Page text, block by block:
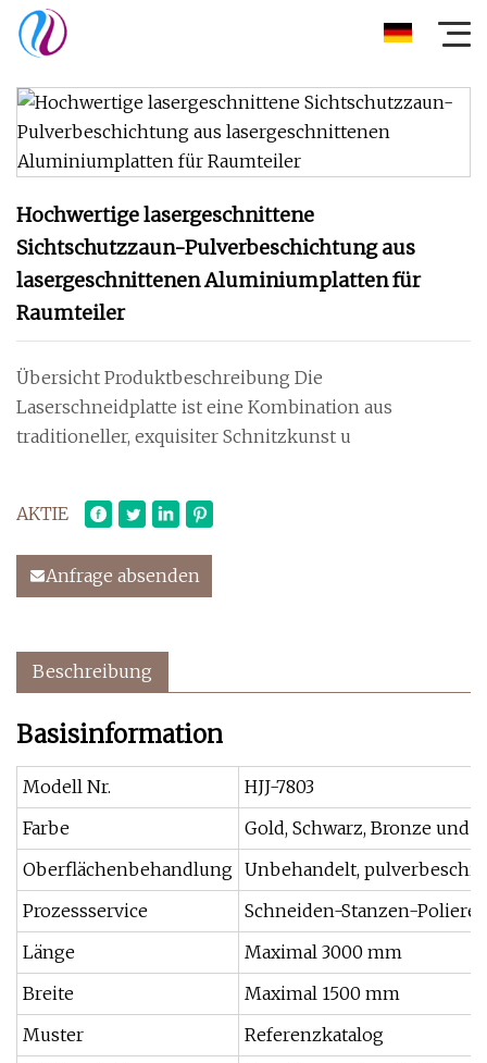
Hochwertige lasergeschnittene
Sichtschutzzaun-Pulverbeschichtung aus
lasergeschnittenen Aluminiumplatten für
Raumteiler
Übersicht Produktbeschreibung Die
Laserschneidplatte ist eine Kombination aus
traditioneller, exquisiter Schnitzkunst u
AKTIE
Anfrage absenden
Beschreibung
Basisinformation
Modell Nr.
HJJ-7803
Farbe
Gold, Schwarz, Bronze und
Oberflächenbehandlung Unbehandelt,
Prozessservice
Schneiden-Stanzen-
Länge
Maximal 3000 mm
Breite
Maximal 1500 mm
Muster
Referenzkatalog